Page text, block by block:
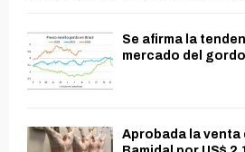
Se afirma la
mercado del gordo
Aprobada la